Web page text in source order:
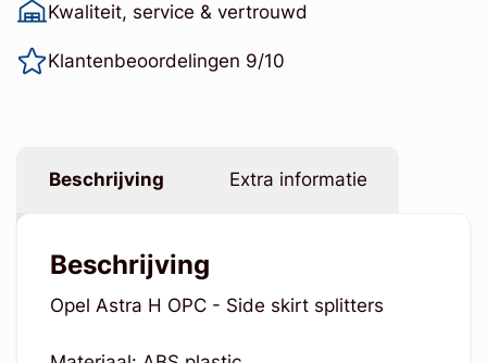
Kwaliteit, service & vertrouwd
Klantenbeoordelingen 9/10
Beschrijving Extra informatie
Beschrijving
Opel Astra H OPC - Side skirt splitters